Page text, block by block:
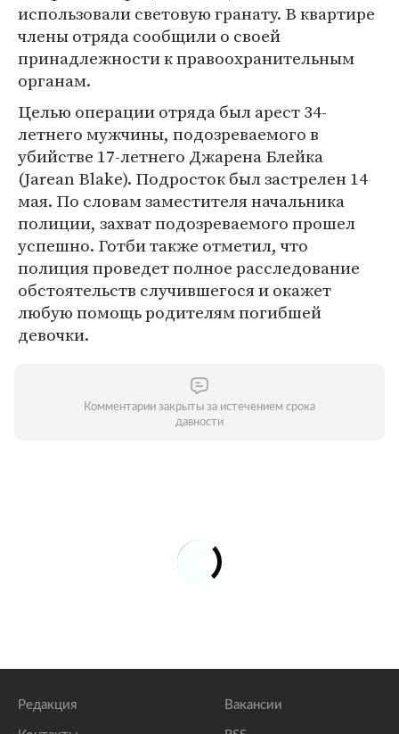
использовали световую гранату. В квартире
члены отряда сообщили о своей
принадлежности к правоохранительным
органам.
Целью операции отряда был арест 34-
летнего мужчины, подозреваемого в
убийстве 17-летнего Джарена Блейка
(Jarean Blake). Подросток был застрелен 14
мая. По словам заместителя начальника
полиции, захват подозреваемого прошел
успешно. Готби также отметил, что
полиция проведет полное расследование
обстоятельств случившегося и окажет
любую помощь родителям погибшей
девочки.
Комментарии закрыты за истечением срока
давности
Редакция Вакансии